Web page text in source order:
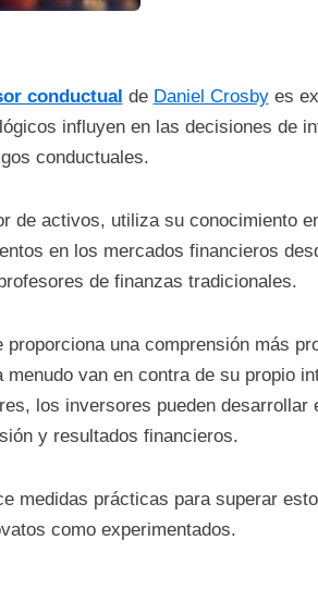
conductual de Daniel Crosbyes
influyen en las decisiones de
conductuales.
de activos, utiliza su conocimiento
en los mercados financieros
de finanzas tradicionales.
una comprensión más
van en contra de su propio
los inversores pueden desarrollar
y resultados financieros.
medidas prácticas para superar
como experimentados.